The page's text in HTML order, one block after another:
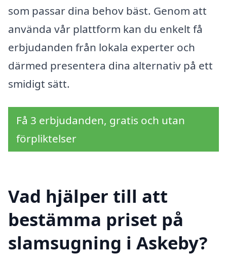
som passar dina behov bäst. Genom att
använda vår plattform kan du enkelt få
erbjudanden från lokala experter och
därmed presentera dina alternativ på ett
smidigt sätt.
Få 3 erbjudanden, gratis och utan
förpliktelser
Vad hjälper till att
bestämma priset på
slamsugning i Askeby?